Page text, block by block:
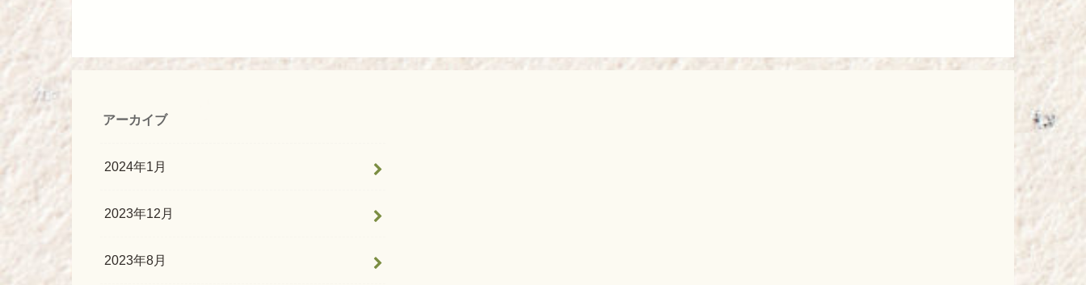
アーカイブ
2024年1月
2023年12月
2023年8月